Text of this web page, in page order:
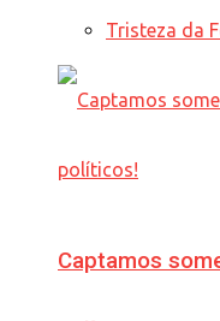
Tristeza da
Captamos